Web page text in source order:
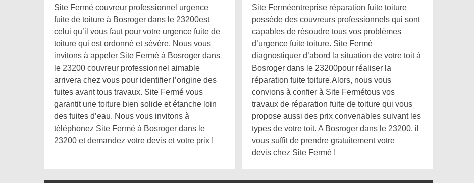
Site Fermé couvreur professionnel urgence
fuite de toiture à Bosroger dans le 23200est
celui qu’il vous faut pour votre urgence fuite de
toiture qui est ordonné et sévère. Nous vous
invitons à appeler Site Fermé à Bosroger dans
le 23200 couvreur professionnel aimable
arrivera chez vous pour identifier l’origine des
fuites avant tous travaux. Site Fermé vous
garantit une toiture bien solide et étanche loin
des fuites d’eau. Nous vous invitons à
téléphonez Site Fermé à Bosroger dans le
23200 et demandez votre devis et votre prix !
Site Ferméentreprise réparation fuite toiture
possède des couvreurs professionnels qui sont
capables de résoudre tous vos problèmes
d’urgence fuite toiture. Site Fermé
diagnostiquer d’abord la situation de votre toit à
Bosroger dans le 23200pour réaliser la
réparation fuite toiture.Alors, nous vous
convions à confier à Site Fermétous vos
travaux de réparation fuite de toiture qui vous
propose aussi des prix convenables suivant les
types de votre toit. A Bosroger dans le 23200, il
vous suffit de prendre gratuitement votre
devis chez Site Fermé !